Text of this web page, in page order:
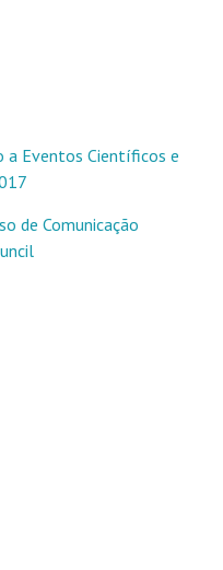
a Eventos Científicos e
de Comunicação